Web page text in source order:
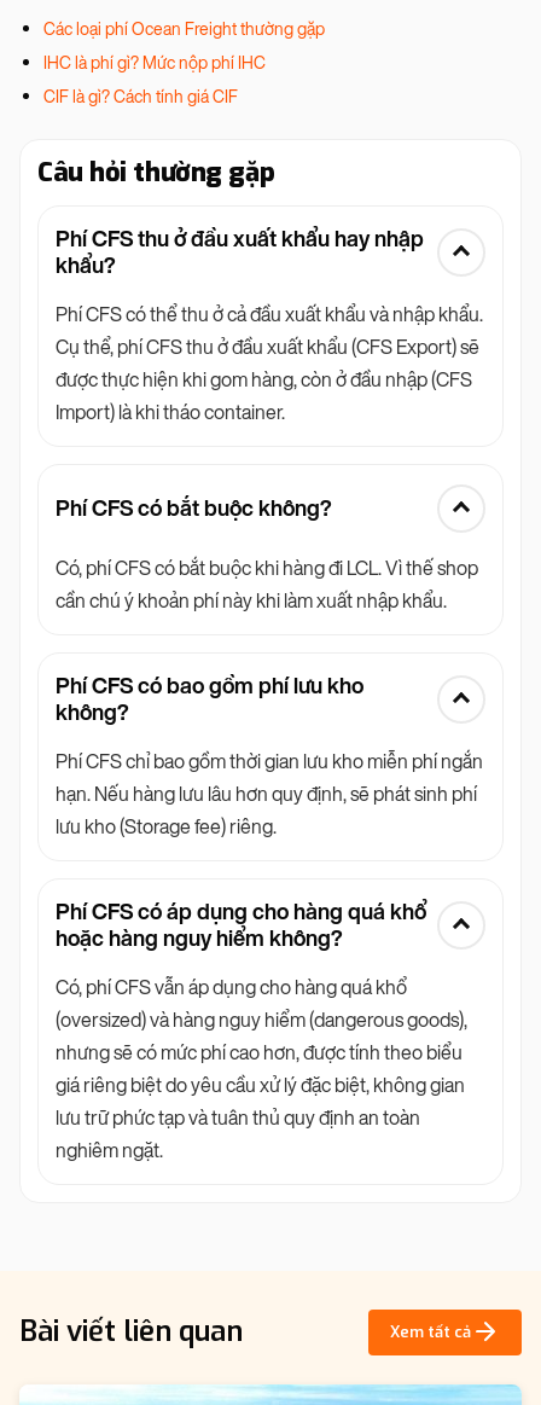
Các loại phí Ocean Freight thường gặp
IHC là phí gì? Mức nộp phí IHC
CIF là gì? Cách tính giá CIF
Câu hỏi thường gặp
Phí CFS thu ở đầu xuất khẩu hay nhập
khẩu?
Phí CFS có thể thu ở cả đầu xuất khẩu và nhập khẩu.
Cụ thể, phí CFS thu ở đầu xuất khẩu (CFS Export) sẽ
được thực hiện khi gom hàng, còn ở đầu nhập (CFS
Import) là khi tháo container.
Phí CFS có bắt buộc không?
Có, phí CFS có bắt buộc khi hàng đi LCL. Vì thế shop
cần chú ý khoản phí này khi làm xuất nhập khẩu.
Phí CFS có bao gồm phí lưu kho
không?
Phí CFS chỉ bao gồm thời gian lưu kho miễn phí ngắn
hạn. Nếu hàng lưu lâu hơn quy định, sẽ phát sinh phí
lưu kho (Storage fee) riêng.
Phí CFS có áp dụng cho hàng quá khổ
hoặc hàng nguy hiểm không?
Có, phí CFS vẫn áp dụng cho hàng quá khổ
(oversized) và hàng nguy hiểm (dangerous goods),
nhưng sẽ có mức phí cao hơn, được tính theo biểu
giá riêng biệt do yêu cầu xử lý đặc biệt, không gian
lưu trữ phức tạp và tuân thủ quy định an toàn
nghiêm ngặt.
Bài viết liên quan Xem tất cả